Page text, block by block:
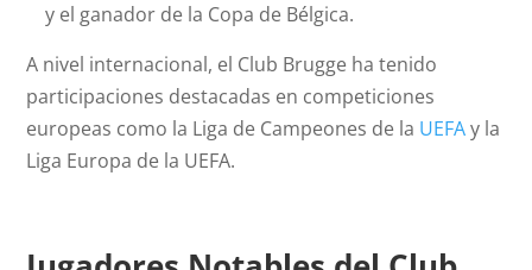
y el ganador de la Copa de Bélgica.
A nivel internacional, el Club Brugge ha tenido
participaciones destacadas en competiciones
europeas como la Liga de Campeones de la UEFAy la
Liga Europa de la UEFA.